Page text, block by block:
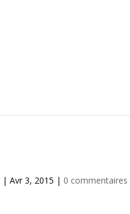
|Avr 3, 2015 | 0 commentaires